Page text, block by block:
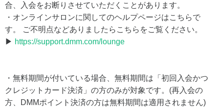
合、入会をお断りさせていただくことがあります。
・オンラインサロンに関してのヘルプページはこちらで
す。 ご不明点などありましたらこちらをご覧ください。
▶ https://support.dmm.com/lounge
・無料期間が付いている場合、無料期間は「初回入会かつ
クレジットカード決済」の方のみが対象です。(再入会の
方、DMMポイント決済の方は無料期間は適用されません)